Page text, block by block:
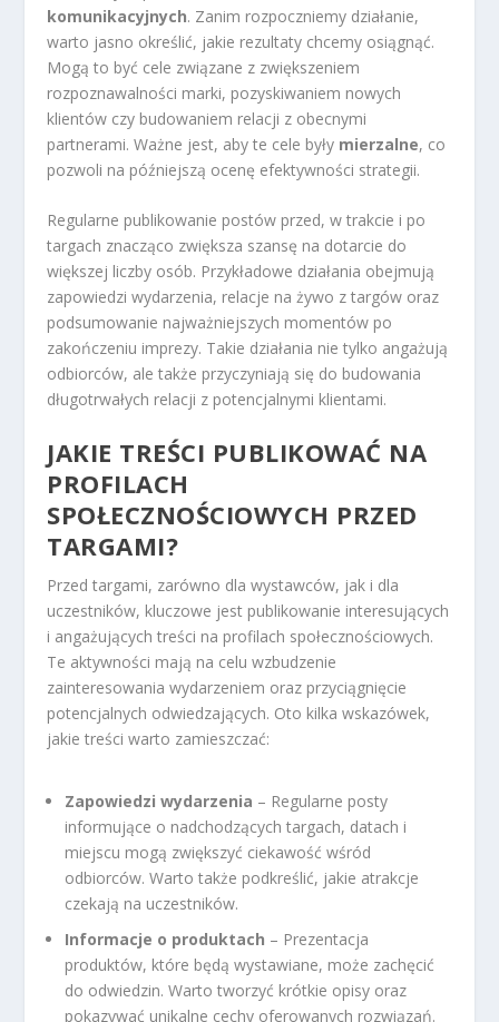
komunikacyjnych. Zanim rozpoczniemy działanie,
warto jasno określić, jakie rezultaty chcemy osiągnąć.
Mogą to być cele związane z zwiększeniem
rozpoznawalności marki, pozyskiwaniem nowych
klientów czy budowaniem relacji z obecnymi
partnerami. Ważne jest, aby te cele były mierzalne, co
pozwoli na późniejszą ocenę efektywności strategii.
Regularne publikowanie postów przed, w trakcie i po
targach znacząco zwiększa szansę na dotarcie do
większej liczby osób. Przykładowe działania obejmują
zapowiedzi wydarzenia, relacje na żywo z targów oraz
podsumowanie najważniejszych momentów po
zakończeniu imprezy. Takie działania nie tylko angażują
odbiorców, ale także przyczyniają się do budowania
długotrwałych relacji z potencjalnymi klientami.
JAKIE TREŚCI PUBLIKOWAĆ NA
PROFILACH
SPOŁECZNOŚCIOWYCH PRZED
TARGAMI?
Przed targami, zarówno dla wystawców, jak i dla
uczestników, kluczowe jest publikowanie interesujących
i angażujących treści na profilach społecznościowych.
Te aktywności mają na celu wzbudzenie
zainteresowania wydarzeniem oraz przyciągnięcie
potencjalnych odwiedzających. Oto kilka wskazówek,
jakie treści warto zamieszczać:
Zapowiedzi wydarzenia – Regularne posty
informujące o nadchodzących targach, datach i
miejscu mogą zwiększyć ciekawość wśród
odbiorców. Warto także podkreślić, jakie atrakcje
czekają na uczestników.
Informacje o produktach – Prezentacja
produktów, które będą wystawiane, może zachęcić
do odwiedzin. Warto tworzyć krótkie opisy oraz
pokazywać unikalne cechy oferowanych rozwiązań.